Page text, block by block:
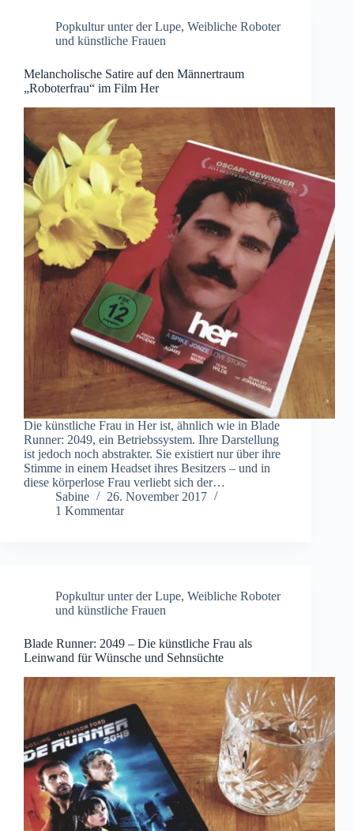
Popkultur unter der Lupe, Weibliche Roboter
und künstliche Frauen
Melancholische Satire auf den Männertraum
„Roboterfrau“ im Film Her
Die künstliche Frau in Her ist, ähnlich wie in Blade
Runner: 2049, ein Betriebssystem. Ihre Darstellung
ist jedoch noch abstrakter. Sie existiert nur über ihre
Stimme in einem Headset ihres Besitzers – und in
diese körperlose Frau verliebt sich der…
Sabine
26. November 2017
1 Kommentar
Popkultur unter der Lupe, Weibliche Roboter
und künstliche Frauen
Blade Runner: 2049 – Die künstliche Frau als
Leinwand für Wünsche und Sehnsüchte